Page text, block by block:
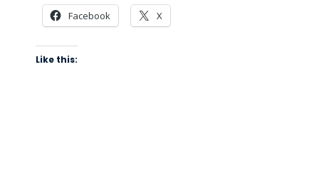
Facebook X
Like this: